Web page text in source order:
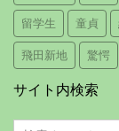
留学生 童貞
飛田新地 驚愕
サイト内検索